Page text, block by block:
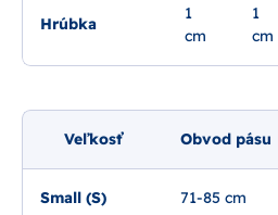
Hrúbka
1
cm
1
cm
Veľkosť Obvod pásu
Small (S) 71-85 cm